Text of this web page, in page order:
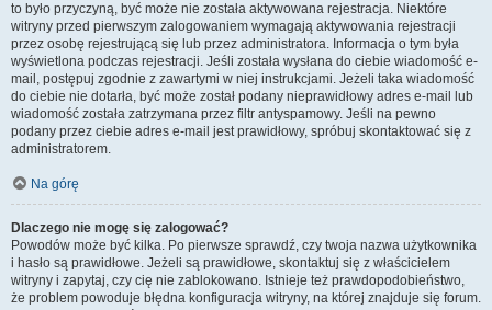
to było przyczyną, być może nie została aktywowana rejestracja. Niektóre
witryny przed pierwszym zalogowaniem wymagają aktywowania rejestracji
przez osobę rejestrującą się lub przez administratora. Informacja o tym była
wyświetlona podczas rejestracji. Jeśli została wysłana do ciebie wiadomość e-
mail, postępuj zgodnie z zawartymi w niej instrukcjami. Jeżeli taka wiadomość
do ciebie nie dotarła, być może został podany nieprawidłowy adres e-mail lub
wiadomość została zatrzymana przez filtr antyspamowy. Jeśli na pewno
podany przez ciebie adres e-mail jest prawidłowy, spróbuj skontaktować się z
administratorem.
Na górę
Dlaczego nie mogę się zalogować?
Powodów może być kilka. Po pierwsze sprawdź, czy twoja nazwa użytkownika
i hasło są prawidłowe. Jeżeli są prawidłowe, skontaktuj się z właścicielem
witryny i zapytaj, czy cię nie zablokowano. Istnieje też prawdopodobieństwo,
że problem powoduje błędna konfiguracja witryny, na której znajduje się forum.